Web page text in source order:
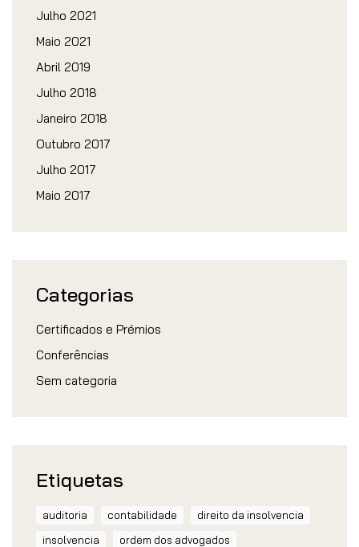
Julho 2021
Maio 2021
Abril 2019
Julho 2018
Janeiro 2018
Outubro 2017
Julho 2017
Maio 2017
Categorias
Certificados e Prémios
Conferências
Sem categoria
Etiquetas
auditoria contabilidade
direito da insolvencia
insolvencia
ordem dos advogados